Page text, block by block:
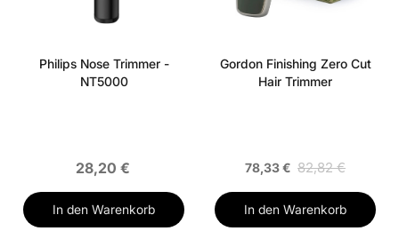
Philips Nose Trimmer -
NT5000
28,20 €
In den Warenkorb
Gordon Finishing Zero Cut
Hair Trimmer
78,33 € 82,82 €
In den Warenkorb